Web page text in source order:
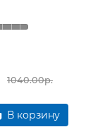
1040.00р.
В корзину